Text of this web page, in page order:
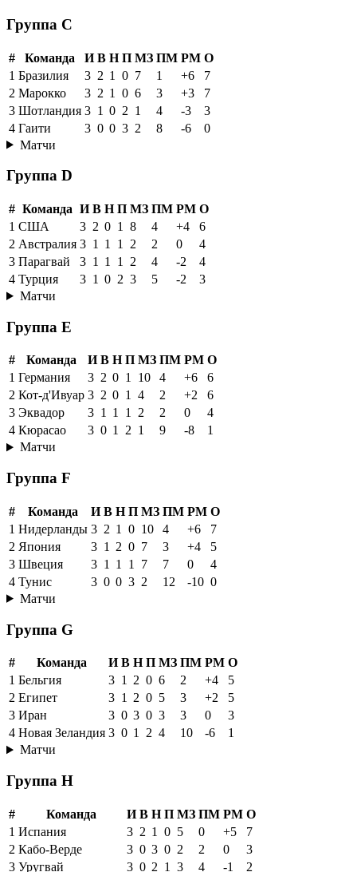
Группа C
# Команда И В Н П МЗ ПМ РМ О
1 Бразилия 3 2 1 0 7 1 +6
7
2 Марокко 3 2 1 0 6 3 +3
7
3 Шотландия 3 1 0 2 1 4 -3
3
4 Гаити 3 0 0 3 2 8 -6
0
Матчи
Группа D
# Команда И В Н П МЗ ПМ РМ О
1 США 3 2 0 1 8 4 +4
6
2 Австралия 3 1 1 1 2 2 0
4
3 Парагвай 3 1 1 1 2 4 -2
4
4 Турция 3 1 0 2 3 5 -2
3
Матчи
Группа E
# Команда И В Н П МЗ ПМ РМ О
1 Германия 3 2 0 1 10 4 +6
6
2 Кот-д'Ивуар 3 2 0 1 4 2 +2
6
3 Эквадор 3 1 1 1 2 2 0
4
4 Кюрасао 3 0 1 2 1 9 -8
1
Матчи
Группа F
# Команда И В Н П МЗ ПМ РМ О
1 Нидерланды 3 2 1 0 10 4 +6
7
2 Япония 3 1 2 0 7 3 +4
5
3 Швеция 3 1 1 1 7 7 0
4
4 Тунис 3 0 0 3 2 12 -10 0
Матчи
Группа G
# Команда И В Н П МЗ ПМ РМ О
1 Бельгия 3 1 2 0 6 2 +4
5
2 Египет 3 1 2 0 5 3 +2
5
3 Иран 3 0 3 0 3 3 0
3
4 Новая Зеландия 3 0 1 2 4 10 -6
1
Матчи
Группа H
# Команда И В Н П МЗ ПМ РМ О
1 Испания 3 2 1 0 5 0 +5
7
2 Кабо-Верде 3 0 3 0 2 2 0
3
3 Уругвай 3 0 2 1 3 4 -1
2